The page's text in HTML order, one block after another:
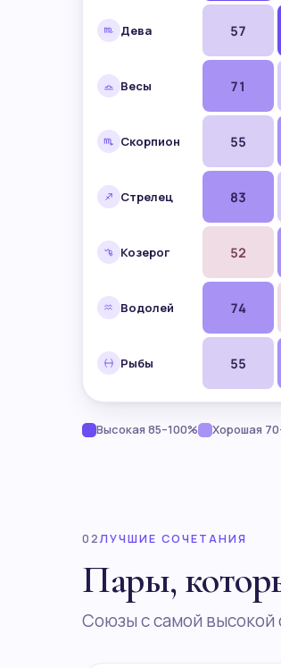
Дева 57
Весы 71
Скорпион 55
Стрелец 83
Козерог 52
Водолей 74
Рыбы 55
Высокая 85–100% Хорошая
02ЛУЧШИЕ СОЧЕТАНИЯ
Пары,
Союзы с самой